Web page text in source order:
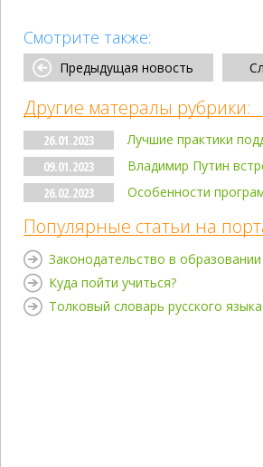
Смотрите также:
Предыдущая новость
Другие матералы рубрики:
26.01.2023
Лучшие практики
09.01.2023
Владимир Путин
26.02.2023
Особенности
Популярные статьи на
Законодательство в образовании
Куда пойти учиться?
Толковый словарь русского языка